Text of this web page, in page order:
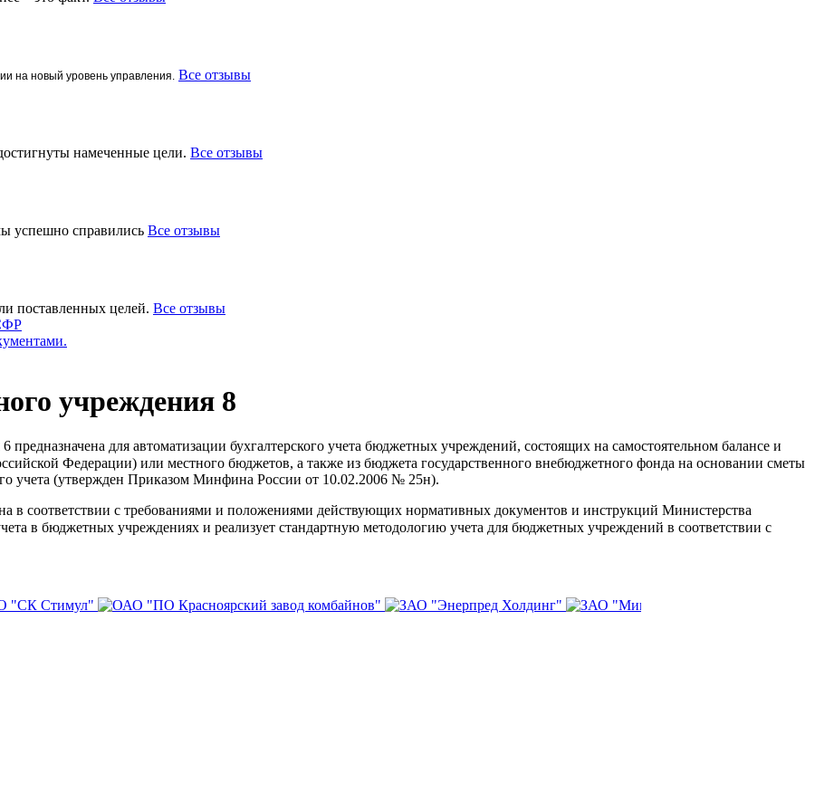
на новый уровень управления. Все отзывы
намеченные цели. Все отзывы
успешно справились Все отзывы
поставленных целей. Все отзывы
учреждения 8
предназначена для автоматизации бухгалтерского учета бюджетных учреждений, состоящих на самостоятельном балансе и
Федерации) или местного бюджетов, а также из бюджета государственного внебюджетного фонда на основании сметы
учета (утвержден Приказом Минфина России от 10.02.2006 № 25н).
в соответствии с требованиями и положениями действующих нормативных документов и инструкций Министерства
в бюджетных учреждениях и реализует стандартную методологию учета для бюджетных учреждений в соответствии с